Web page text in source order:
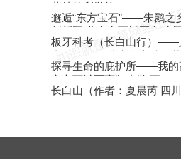
蒙特梭利学校）
邂逅“东方宝石”——朱鹮之
赵新阳 北京市西城区宣武
板牙科考（长白山行）——
者：胡子涵 北京市宣武师
探寻生命的庇护所——我的
京市西城区育翔小学 五
长白山（作者：夏晨芮 四